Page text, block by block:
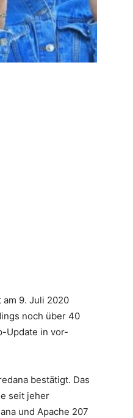
am 9. Juli 2020
noch über 40
Update in vor-
bestätigt. Das
seit jeher
und Apache 207